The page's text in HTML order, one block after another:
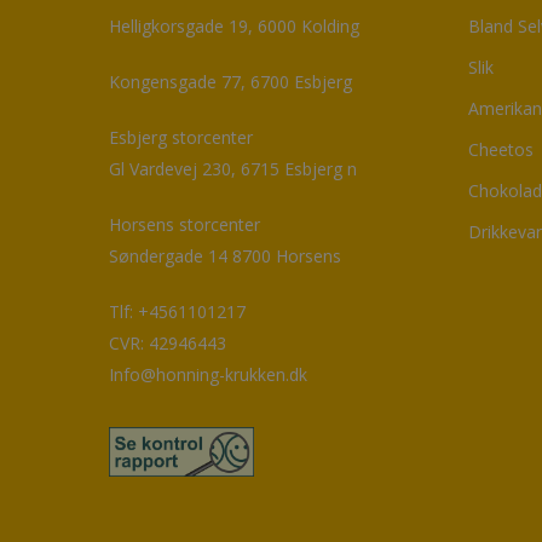
Helligkorsgade 19, 6000 Kolding
Kongensgade 77, 6700 Esbjerg
Esbjerg storcenter
Gl Vardevej 230, 6715 Esbjerg n
Horsens storcenter
Søndergade 14 8700 Horsens
Tlf: +4561101217
CVR: 42946443
Info@honning-krukken.dk
Bland
Slik
Cheetos